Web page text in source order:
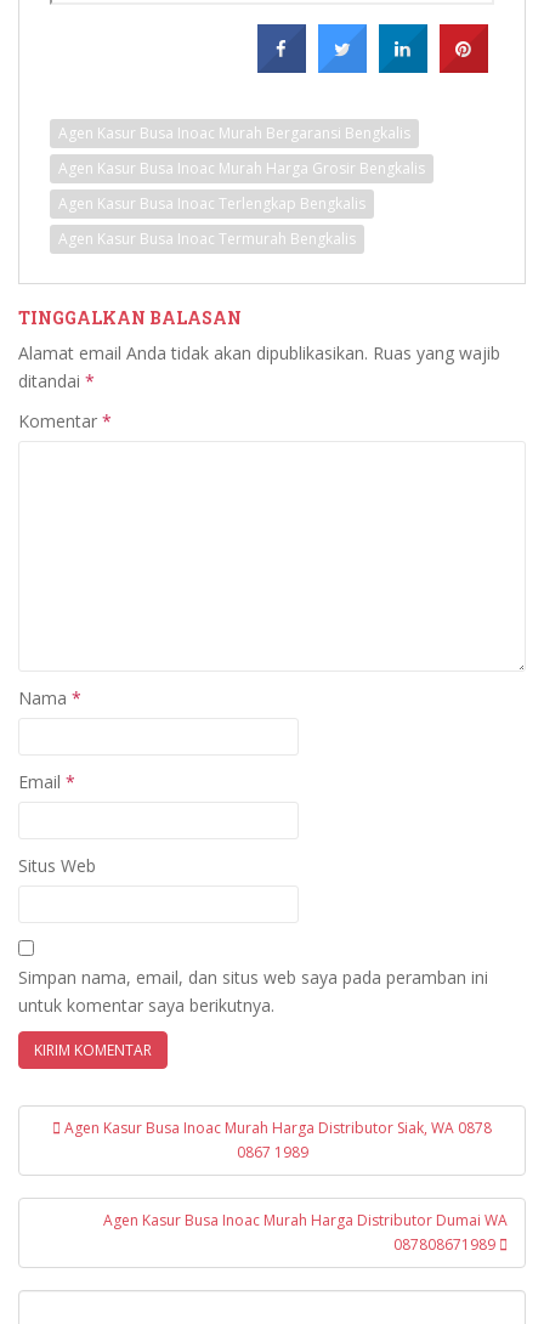
Agen Kasur Busa Inoac Murah Bergaransi Bengkalis
Agen Kasur Busa Inoac Murah Harga Grosir Bengkalis
Agen Kasur Busa Inoac Terlengkap Bengkalis
Agen Kasur Busa Inoac Termurah Bengkalis
TINGGALKAN BALASAN
Alamat email Anda tidak akan dipublikasikan. Ruas yang wajib
ditandai *
Komentar *
Nama *
Email *
Situs Web
Simpan nama, email, dan situs web saya pada peramban ini
untuk komentar saya berikutnya.
Navigasi
Agen Kasur Busa Inoac Murah Harga Distributor Siak, WA 0878
0867 1989
Agen Kasur Busa Inoac Murah Harga Distributor Dumai WA
087808671989